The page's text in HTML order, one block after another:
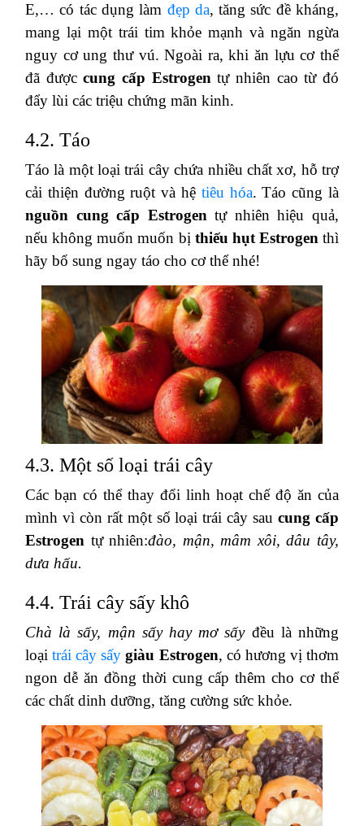
E,… có tác dụng làm đẹp da, tăng sức đề kháng,
mang lại một trái tim khỏe mạnh và ngăn ngừa
nguy cơ ung thư vú. Ngoài ra, khi ăn lựu cơ thể
đã đượccung cấp Estrogen tự nhiên cao từ đó
đẩy lùi các triệu chứng mãn kinh.
4.2. Táo
Táo là một loại trái cây chứa nhiều chất xơ, hỗ trợ
cải thiện đường ruột và hệ tiêu hóa. Táo cũng là
nguồn cung cấp Estrogen tự nhiên hiệu quả,
nếu không muốn muốn bị thiếu hụt Estrogen thì
hãy bổ sung ngay táo cho cơ thể nhé!
4.3. Một số loại trái cây
Các bạn có thể thay đổi linh hoạt chế độ ăn của
mình vì còn rất một số loại trái cây saucung cấp
Estrogen tự nhiên:đào, mận, mâm xôi, dâu tây,
dưa hấu.
4.4. Trái cây sấy khô
Chà là sấy, mận sấy hay mơ sấyđều là những
loạitrái cây sấy giàu Estrogen, có hương vị thơm
ngon dễ ăn đồng thời cung cấp thêm cho cơ thể
các chất dinh dưỡng, tăng cường sức khỏe.